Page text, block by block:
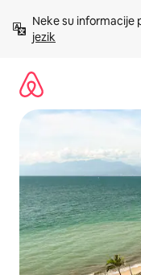
sadržaj
Neke su
jezik